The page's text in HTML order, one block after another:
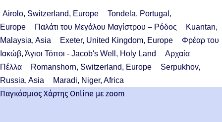
Airolo, Switzerland, Europe
Tondela, Portugal,
Europe
Παλάτι του Μεγάλου Μαγίστρου – Ρόδος
Kuantan,
Malaysia, Asia
Exeter, United Kingdom, Europe
Φρέαρ του
Ιακώβ, Άγιοι Τόποι - Jacob's Well, Holy Land
Αρχαία
Πέλλα
Romanshorn, Switzerland, Europe
Serpukhov,
Russia, Asia
Maradi, Niger, Africa
Παγκόσμιος Χάρτης Online με zoom